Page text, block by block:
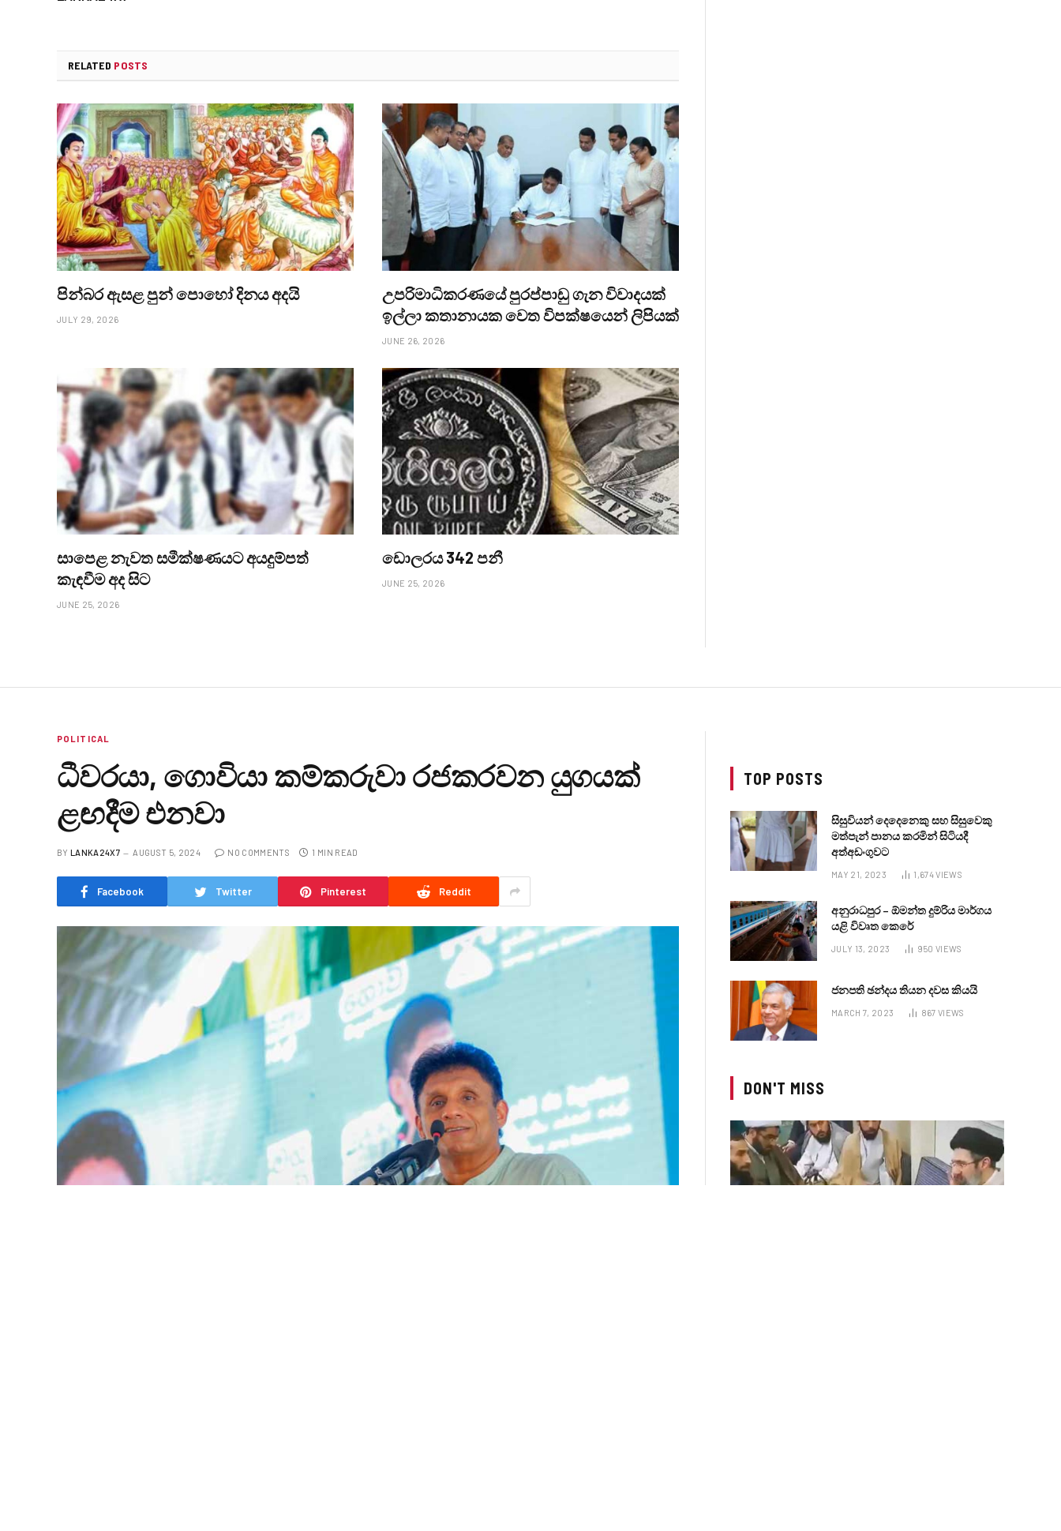
RELATED POSTS
පින්බර ඇසළ පුන් පොහෝ දිනය අදයි
JULY 29, 2026
උපරිමාධිකරණයේ පුරප්පාඩු ගැන විවාදයක්
ඉල්ලා කතානායක වෙත විපක්ෂයෙන් ලිපියක්
JUNE 26, 2026
සාපෙළ නැවත සමීක්ෂණයට අයදුම්පත්
කැඳවීම අද සිට
JUNE 25, 2026
ඩොලරය 342 පනී
JUNE 25, 2026
POLITICAL
ධීවරයා, ගොවියා කම්කරුවා රජකරවන යුගයක්
ළඟදීම එනවා
BY LANKA24X7 AUGUST 5, 2024 NO COMMENTS 1 MIN READ
Facebook Twitter Pinterest Reddit
TOP POSTS
සිසුවියන් දෙදෙනෙකු සහ සිසුවෙකු
මත්පැන් පානය කරමින් සිටියදී
අත්අඩංගුවට
MAY 21, 2023 1,674VIEWS
අනුරාධපුර – ඕමන්ත දුම්රිය මාර්ගය
යළි විවෘත කෙරේ
JULY 13, 2023 950 VIEWS
ජනපති ඡන්දය තියන දවස කියයි
MARCH 7, 2023 867 VIEWS
DON'T MISS